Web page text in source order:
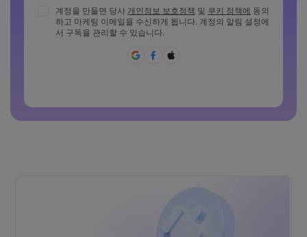
비밀번호는 최소 1개의 대문자를 포함해야 합니다
비밀번호는 최소 1개의 소문자를 포함해야 합니다
계정을 만들면 당사 개인정보 보호정책 및 쿠키 정책에 동의
하고 마케팅 이메일을 수신하게 됩니다. 계정의 알림 설정에
서 구독을 관리할 수 있습니다.